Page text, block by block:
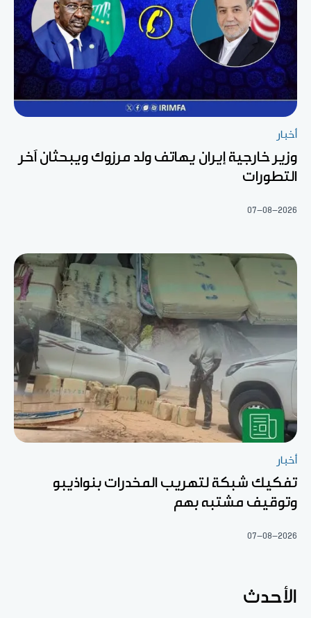
أخبار
وزير خارجية إيران يهاتف ولد مرزوك ويبحثان آخر
التطورات
07-08-2026
أخبار
تفكيك شبكة لتهريب المخدرات بنواذيبو
وتوقيف مشتبه بهم
07-08-2026
الأحدث